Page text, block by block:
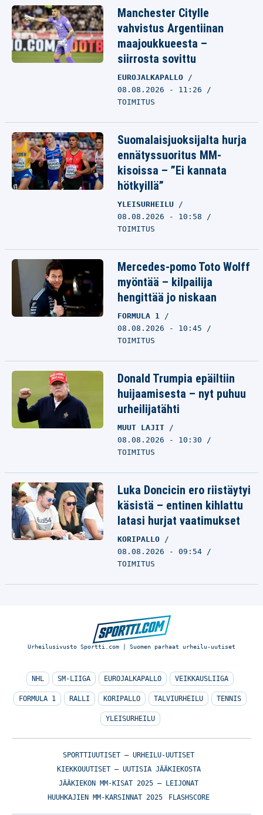
Manchester Citylle
vahvistus Argentiinan
maajoukkueesta –
siirrosta sovittu
EUROJALKAPALLO
08.08.2026 - 11:26
TOIMITUS
Suomalaisjuoksijalta hurja
ennätyssuoritus MM-
kisoissa – ”Ei kannata
hötkyillä”
YLEISURHEILU
08.08.2026 - 10:58
TOIMITUS
Mercedes-pomo Toto Wolff
myöntää – kilpailija
hengittää jo niskaan
FORMULA 1
08.08.2026 - 10:45
TOIMITUS
Donald Trumpia epäiltiin
huijaamisesta – nyt puhuu
urheilijatähti
MUUT LAJIT
08.08.2026 - 10:30
TOIMITUS
Luka Doncicin ero riistäytyi
käsistä – entinen kihlattu
latasi hurjat vaatimukset
KORIPALLO
08.08.2026 - 09:54
TOIMITUS
Urheilusivusto Sportti.com | Suomen parhaat urheilu-uutiset
NHL SM-LIIGA EUROJALKAPALLO VEIKKAUSLIIGA
FORMULA 1 RALLI KORIPALLO TALVIURHEILU TENNIS
YLEISURHEILU
SPORTTIUUTISET – URHEILU-UUTISET
KIEKKOUUTISET – UUTISIA JÄÄKIEKOSTA
JÄÄKIEKON MM-KISAT 2025 – LEIJONAT
HUUHKAJIEN MM-KARSINNAT 2025
FLASHSCORE